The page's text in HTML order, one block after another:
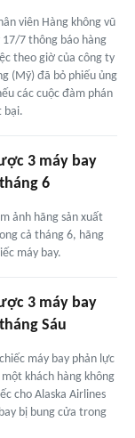
viên Hàng không vũ
7 thông báo hàng
theo giờ của công ty
(Mỹ) đã bỏ phiếu ủng
các cuộc đàm phán
bại.
3 máy bay
6
ảnh hãng sản xuất
cả tháng 6, hãng
máy bay.
3 máy bay
Sáu
máy bay phản lực
khách hàng không
cho Alaska Airlines
bị bung cửa trong